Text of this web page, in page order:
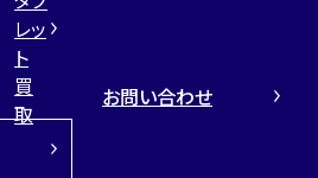
レッ
ト
買
取
お問い合わせ